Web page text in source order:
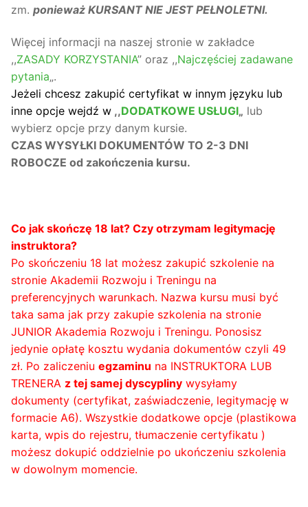
zm. ponieważ KURSANT NIE JEST PEŁNOLETNI.
Więcej informacji na naszej stronie w zakładce
,,ZASADY KORZYSTANIA” oraz ,,Najczęściej zadawane
pytania„.
Jeżeli chcesz zakupić certyfikat w innym języku lub
inne opcje wejdź w ,,DODATKOWE USŁUGI„ lub
wybierz opcje przy danym kursie.
CZAS WYSYŁKI DOKUMENTÓW TO 2-3 DNI
ROBOCZE od zakończenia kursu.
Co jak skończę 18 lat? Czy otrzymam legitymację
instruktora?
Po skończeniu 18 lat możesz zakupić szkolenie na
stronie Akademii Rozwoju i Treningu na
preferencyjnych warunkach. Nazwa kursu musi być
taka sama jak przy zakupie szkolenia na stronie
JUNIOR Akademia Rozwoju i Treningu. Ponosisz
jedynie opłatę kosztu wydania dokumentów czyli 49
zł. Po zaliczeniu egzaminu na INSTRUKTORA LUB
TRENERA z tej samej dyscypliny wysyłamy
dokumenty (certyfikat, zaświadczenie, legitymację w
formacie A6). Wszystkie dodatkowe opcje (plastikowa
karta, wpis do rejestru, tłumaczenie certyfikatu )
możesz dokupić oddzielnie po ukończeniu szkolenia
w dowolnym momencie.